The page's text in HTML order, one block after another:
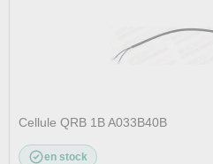
Cellule QRB 1B A033B40B
en stock